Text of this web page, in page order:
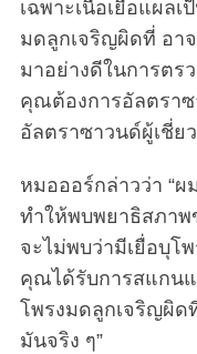
เฉพาะเนื้อเยื่อแผลเ
มดลูกเจริญผิดที่ อา
มาอย่างดีในการตร
คุณต้องการอัลตรา
อัลตราซาวนด์ผู้เชี่ย
หมอออร์กล่าวว่า “
ทำให้พบพยาธิสภาพ
จะไม่พบว่ามีเยื่อบุโ
คุณได้รับการสแกน
โพรงมดลูกเจริญผิ
มันจริง ๆ”